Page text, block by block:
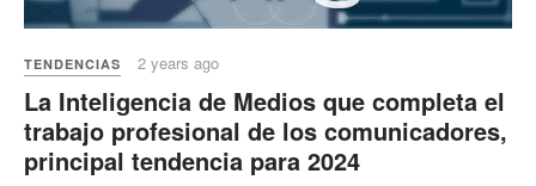
TENDENCIAS 2 years ago
La Inteligencia de Medios que completa el
trabajo profesional de los comunicadores,
principal tendencia para 2024